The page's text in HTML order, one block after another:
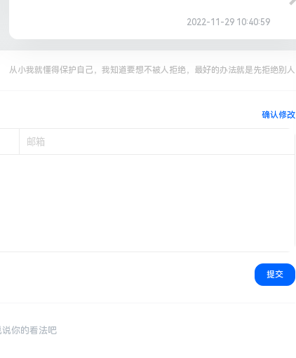
2022-11-29 10:40:59
从小我就懂得保护自己，我知道要想不被人拒绝，最好的办法就是先拒绝别人
确认修改
提交
你的看法吧